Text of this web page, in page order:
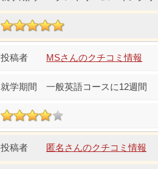
MSさんのクチコミ情報
一般英語コースに12週間
匿名さんのクチコミ情報